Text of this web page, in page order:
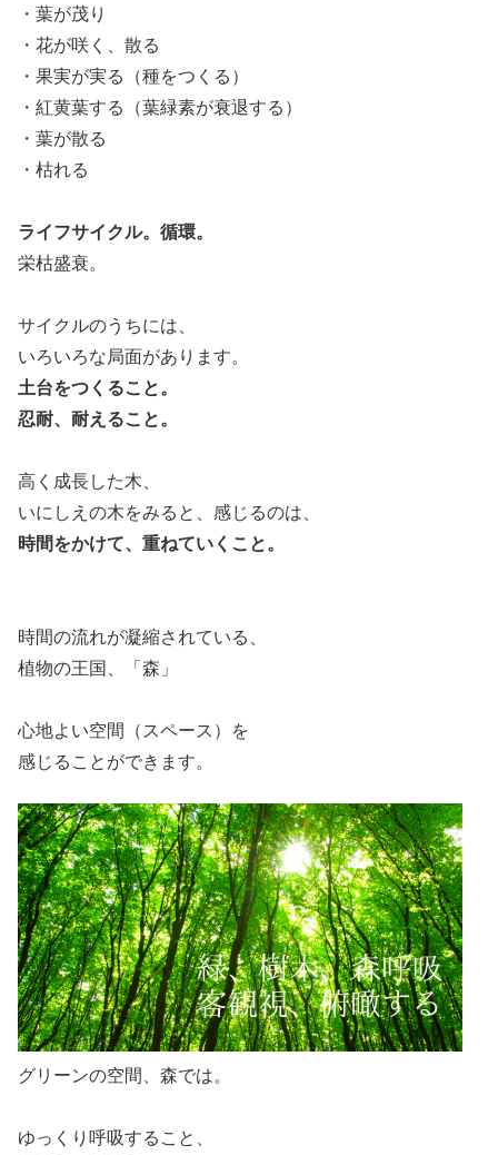
・葉が茂り
・花が咲く、散る
・果実が実る（種をつくる）
・紅黄葉する（葉緑素が衰退する）
・葉が散る
・枯れる
ライフサイクル。循環。
栄枯盛衰。
サイクルのうちには、
いろいろな局面があります。
土台をつくること。
忍耐、耐えること。
高く成長した木、
いにしえの木をみると、感じるのは、
時間をかけて、重ねていくこと。
時間の流れが凝縮されている、
植物の王国、「森」
心地よい空間（スペース）を
感じることができます。
グリーンの空間、森では。
ゆっくり呼吸すること、